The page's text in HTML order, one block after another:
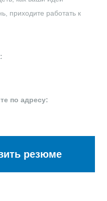
приходите работать к
по адресу:
резюме